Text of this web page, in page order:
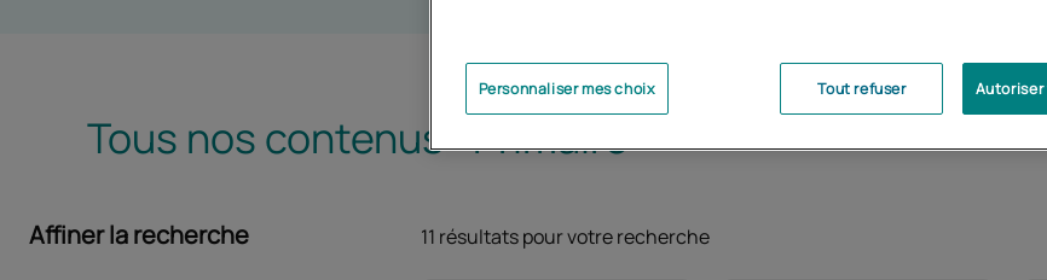
Tous nos contenus :Primaire
Affiner la recherche - attention, les options sélectionnées remonteront en tête de liste
11 résultats pour votre recherche
Tout refuser Autoriser
Personnaliser mes choix